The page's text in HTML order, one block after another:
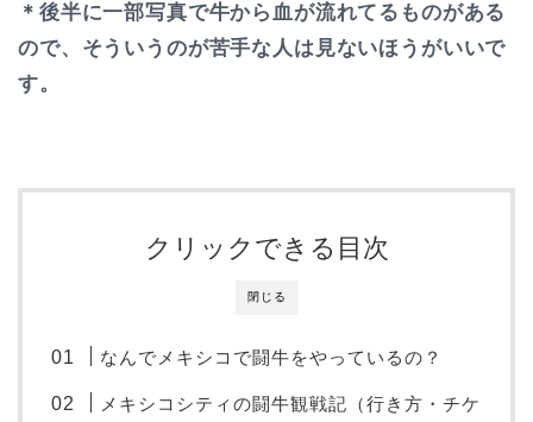
＊後半に一部写真で牛から血が流れてるものがある
ので、そういうのが苦手な人は見ないほうがいいで
す。
閉じる
クリックできる目次
なんでメキシコで闘牛をやっているの？
メキシコシティの闘牛観戦記（行き方・チケ